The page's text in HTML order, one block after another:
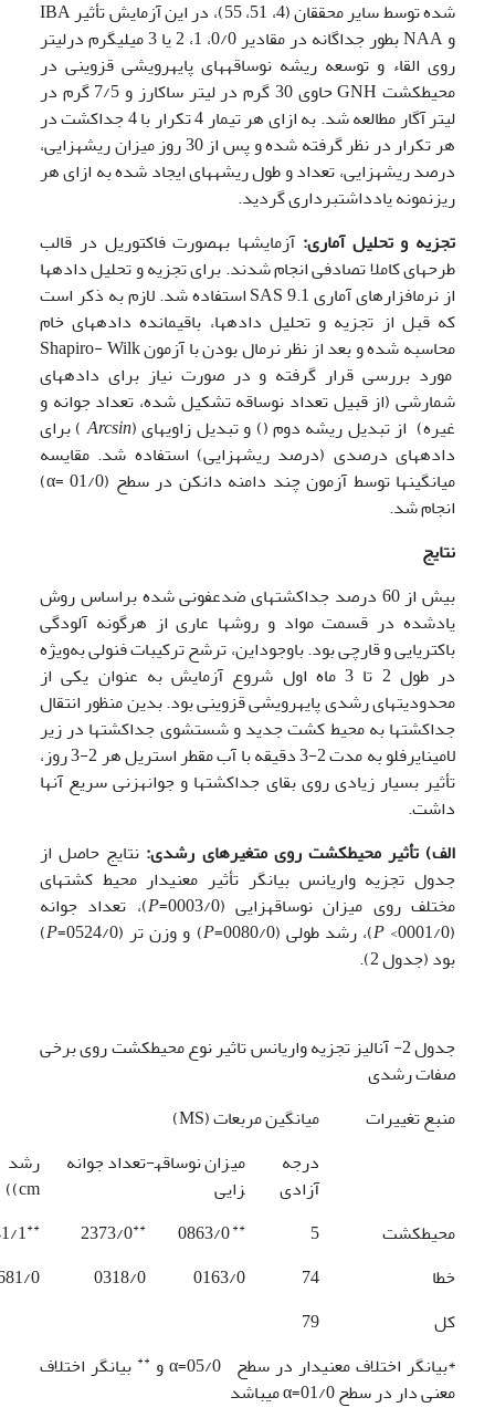
شده توسط سایر محققان (4، 51، 55)، در این آزمایش تأثیر IBA
و NAA بطور جداگانه در مقادیر 0/0، 1، 2 یا 3 میلی­گرم درلیتر
روی القاء و توسعه ریشه نوساقه­های پایه­رویشی قزوینی در
محیط­کشت GNH حاوی 30 گرم در لیتر ساکارز و 7/5 گرم در
لیتر آگار مطالعه شد. به ازای هر تیمار 4 تکرار با 4 جداکشت در
هر تکرار در نظر گرفته شده و پس از 30 روز میزان ریشه­زایی،
درصد ریشه­زایی، تعداد و طول ریشه­­های ایجاد شده به ازای هر
ریزنمونه یادداشت­برداری گردید.
تجزیه ‌و تحلیل آماری: آزمایش­ها به­صورت فاکتوریل در قالب
طرح­های کاملا تصادفی انجام شدند. برای تجزیه و تحلیل داده­ها
از نرم­افزارهای آماری SAS 9.1 استفاده شد. لازم به ذکر است
که قبل از تجزیه و تحلیل داده­ها، باقیمانده داده­های خام
محاسبه شده و بعد از نظر نرمال بودن با آزمون Shapiro- Wilk
مورد بررسی قرار گرفته و در صورت نیاز برای داده­های
شمارشی (از قبیل تعداد نوساقه تشکیل شده، تعداد جوانه و
غیره) از تبدیل ریشه دوم () و تبدیل زاویه­ای (Arcsin) برای
داده­های درصدی (درصد ریشه­زایی) استفاده شد. مقایسه
میانگین­ها توسط آزمون چند دامنه دانکن در سطح (01/0 =α)
انجام شد.
نتایج
بیش از 60 درصد جداکشت­های ضدعفونی شده براساس روش
یاد­شده در قسمت مواد و روش­ها عاری از هرگونه آلودگی
باکتریایی و قارچی بود. باوجوداین، ترشح ترکیبات فنولی به‌ویژه
در طول 2 تا 3 ماه اول شروع آزمایش به عنوان یکی از
محدودیت­های رشدی پایه­رویشی قزوینی بود. بدین ­منظور انتقال
جداکشت­ها به محیط ­کشت جدید و شستشوی جداکشت­ها در زیر
لامین­ایرفلو به مدت 2-3 دقیقه با آب مقطر استریل هر 2-3 روز،
تأثیر بسیار زیادی روی بقای جداکشت­ها و جوانه­زنی سریع آنها
داشت.
الف) تأثیر محیط­کشت­ روی متغیرهای رشدی: نتایج حاصل از
جدول تجزیه واریانس بیانگر تأثیر معنی­دار محیط­ کشت­های
مختلف روی میزان نوساقه­زایی (0003/0=
P)، تعداد جوانه
(0001/0>
P)، رشد طولی (0080/0= P) و وزن تر (0524/0= P
)
بود (جدول 2).
جدول 2- آنالیز تجزیه واریانس تاثیر نوع محیط­کشت روی برخی
صفات رشدی
منبع تغییرات
میانگین مربعات (MS)
درجه
آزادی
میزان نوساقه­
زایی
تعداد جوانه
رشد
cm))
محیط­کشت
5
**
0863/0
**
2373/0
**
1
خطا
74
0163/0
0318/0
0
کل
79
*بیانگر اختلاف معنی­دار در سطح 05/0=α و
** بیانگر اختلاف
معنی دار در سطح 01/0=α می­باشد